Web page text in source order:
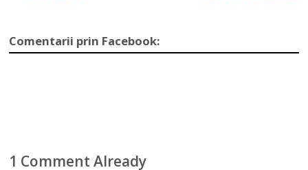
Comentarii prin Facebook:
1 Comment Already